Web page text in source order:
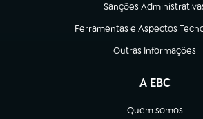
Sanções
(abre em nova aba)
Ferramentas e Aspectos
(abre em nova aba)
Outras Informações
(abre em nova aba)
A EBC
Quem somos
(abre em nova aba)